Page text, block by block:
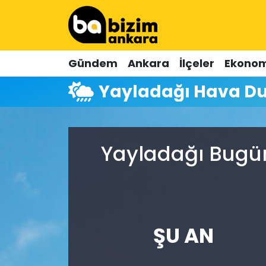
Gündem Ankara İlçeler
Yayladağı Hava
Yayladağı
ŞU AN
Hava Durumu
Trafik Durumu
Süper Lig Puan Durumu ve Fikstür
Son Dakika Haberleri